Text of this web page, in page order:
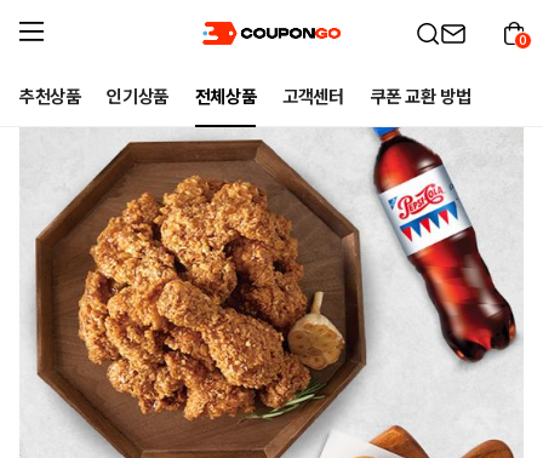
추천상품 인기상품 전체상품 고객센터 쿠폰 교환 방법
0